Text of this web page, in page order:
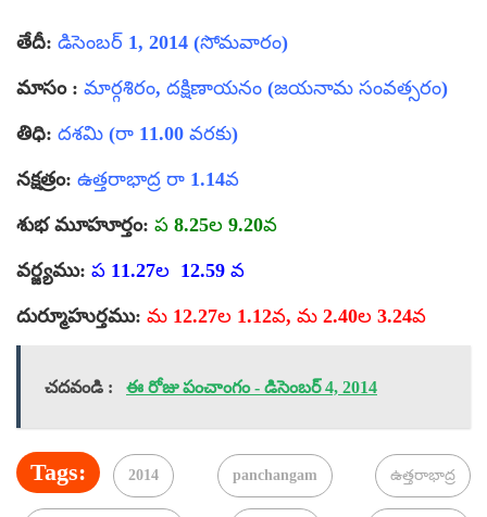
తేదీ: డిసెంబర్ 1, 2014 (సోమవారం)
మాసం : మార్గశిరం, దక్షిణాయనం (జయనామ సంవత్సరం)
తిధి: దశమి (రా 11.00 వరకు)
నక్షత్రం: ఉత్తరాభాద్ర రా 1.14వ
శుభ మూహూర్తం: ప 8.25ల 9.20వ
వర్జ్యము: ప 11.27ల 12.59 వ
దుర్మూహుర్తము: మ 12.27ల 1.12వ, మ 2.40ల 3.24వ
చదవండి : ఈ రోజు పంచాంగం - డిసెంబర్ 4, 2014
Tags: 2014 panchangam ఉత్తరాభాద్ర